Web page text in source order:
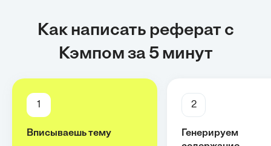
Как написать реферат с
Кэмпом за 5 минут
1
Вписываешь тему
2
Генерируем